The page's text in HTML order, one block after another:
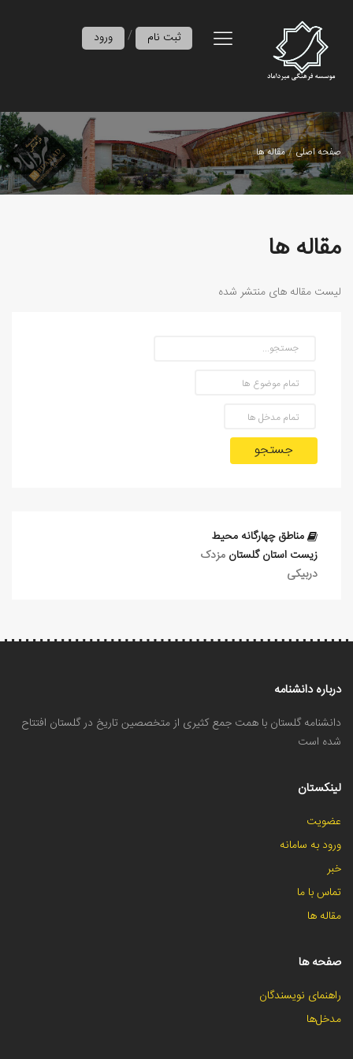
ورود / ثبت نام
صفحه اصلی مقاله ها
مقاله ها
لیست مقاله های منتشر شده
جستجو
مناطق چهارگانه محیط
زیست استان گلستان مزدک
دربیکی
درباره دانشنامه
دانشنامه گلستان با همت جمع کثیری از متخصصین تاریخ در گلستان افتتاح
شده است
لینکستان
عضویت
ورود به سامانه
خبر
تماس با ما
مقاله ها
صفحه ها
راهنمای نویسندگان
مدخل‌ها